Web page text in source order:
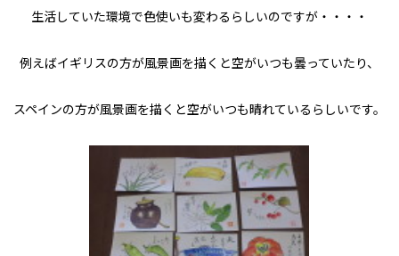
生活していた環境で色使いも変わるらしいのですが・・・・
例えばイギリスの方が風景画を描くと空がいつも曇っていたり、
スペインの方が風景画を描くと空がいつも晴れているらしいです。